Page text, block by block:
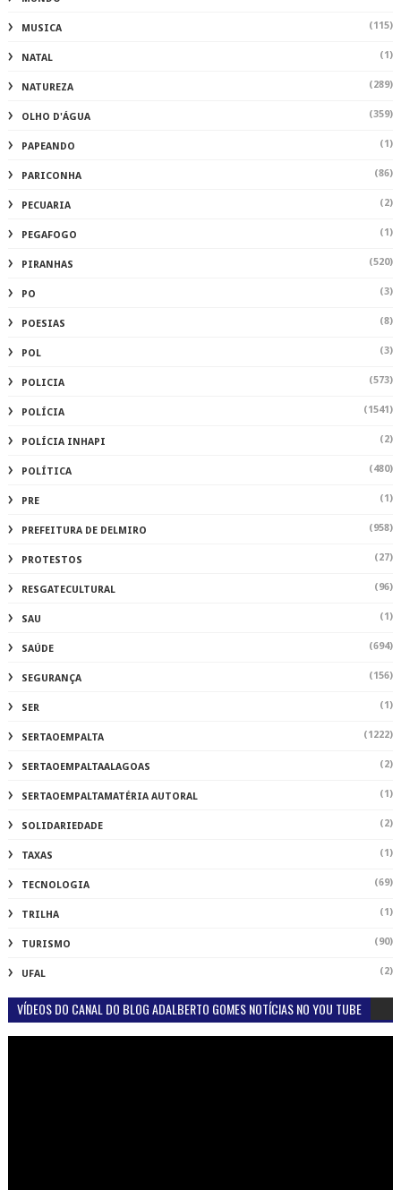
MUSICA (115)
NATAL (1)
NATUREZA (289)
OLHO D'ÁGUA (359)
PAPEANDO (1)
PARICONHA (86)
PECUARIA (2)
PEGAFOGO (1)
PIRANHAS (520)
PO (3)
POESIAS (8)
POL (3)
POLICIA (573)
POLÍCIA (1541)
POLÍCIA INHAPI (2)
POLÍTICA (480)
PRE (1)
PREFEITURA DE DELMIRO (958)
PROTESTOS (27)
RESGATECULTURAL (96)
SAU (1)
SAÚDE (694)
SEGURANÇA (156)
SER (1)
SERTAOEMPALTA (1222)
SERTAOEMPALTAALAGOAS (2)
SERTAOEMPALTAMATÉRIA AUTORAL (1)
SOLIDARIEDADE (2)
TAXAS (1)
TECNOLOGIA (69)
TRILHA (1)
TURISMO (90)
UFAL (2)
VÍDEOS DO CANAL DO BLOG ADALBERTO GOMES NOTÍCIAS NO YOU TUBE